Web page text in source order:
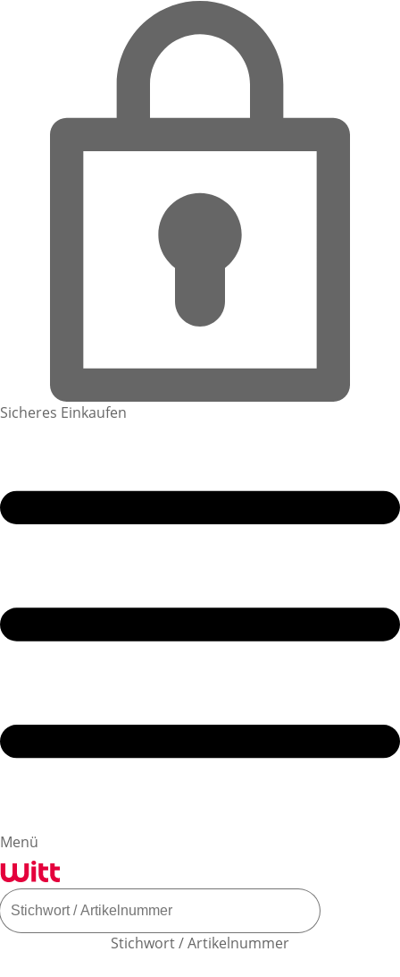
Sicheres Einkaufen
Menü
Stichwort / Artikelnummer